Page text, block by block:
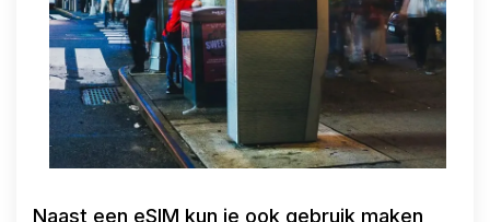
Naast een eSIM kun je ook gebruik maken